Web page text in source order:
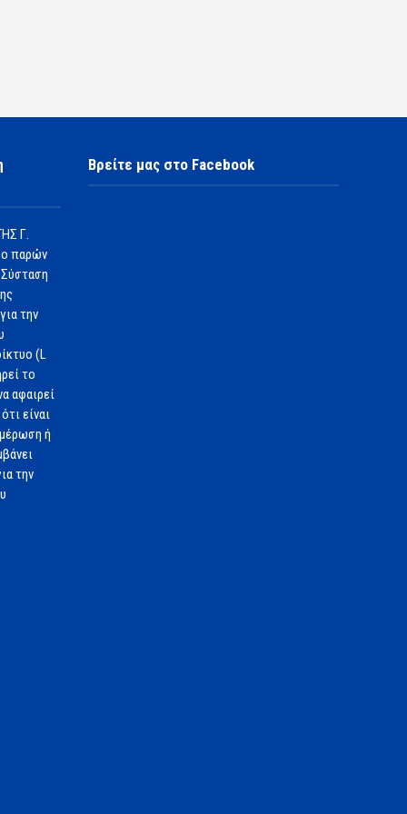
Γ.
ο παρών
την
(L
το
αφαιρεί
είναι
ή
την
Βρείτε μας στο Facebook